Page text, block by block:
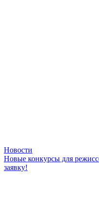
Новости
Новые конкурсы для
заявку!